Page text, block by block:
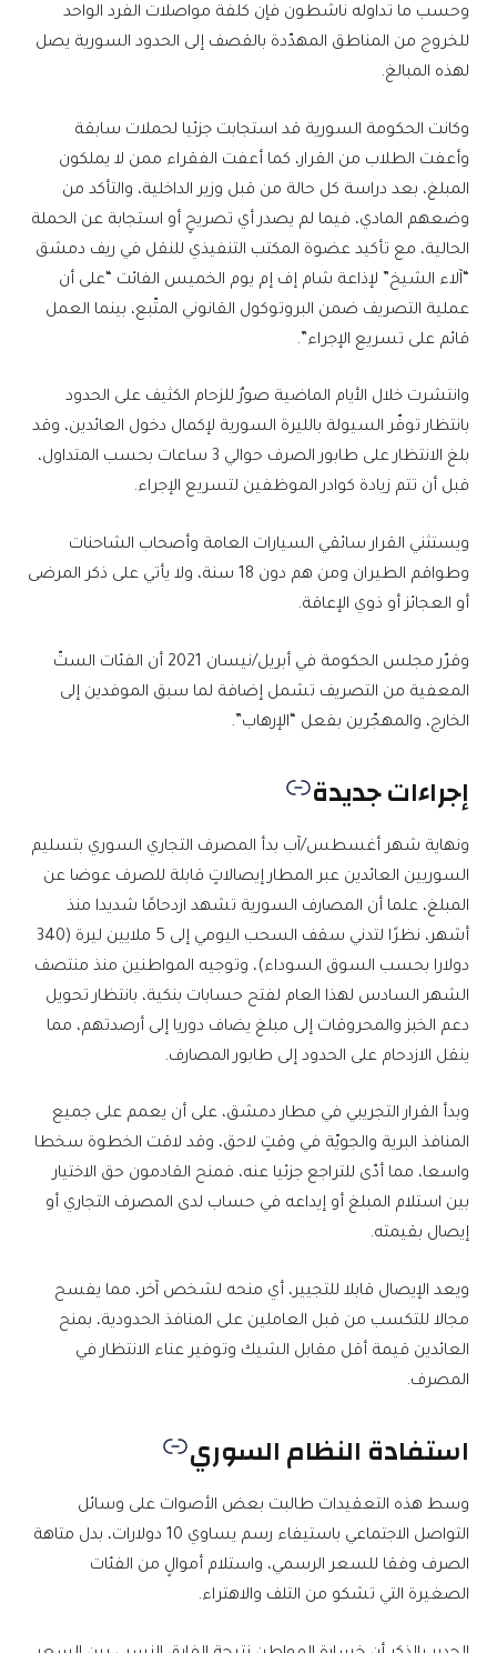
وحسب ما تداوله ناشطون فإن كلفة مواصلات الفرد الواحد
للخروج من المناطق المهدّدة بالقصف إلى الحدود السورية يصل
لهذه المبالغ.
وكانت الحكومة السورية قد استجابت جزئيا لحملات سابقة
وأعفت الطلاب من القرار، كما أعفت الفقراء ممن لا يملكون
المبلغ، بعد دراسة كل حالة من قبل وزير الداخلية، والتأكد من
وضعهم المادي، فيما لم يصدر أي تصريحٍ أو استجابة عن الحملة
الحالية، مع تأكيد عضوة المكتب التنفيذي للنقل في ريف دمشق
“آلاء الشيخ” لإذاعة شام إف إم يوم الخميس الفائت “على أن
عملية التصريف ضمن البروتوكول القانوني المتّبع، بينما العمل
قائم على تسريع الإجراء”.
وانتشرت خلال الأيام الماضية صورٌ للزحام الكثيف على الحدود
بانتظار توفّر السيولة بالليرة السورية لإكمال دخول العائدين، وقد
بلغ الانتظار على طابور الصرف حوالي 3 ساعات بحسب المتداول،
قبل أن تتم زيادة كوادر الموظفين لتسريع الإجراء.
ويستثني القرار سائقي السيارات العامة وأصحاب الشاحنات
وطواقم الطيران ومن هم دون 18 سنة، ولا يأتي على ذكر المرضى
أو العجائز أو ذوي الإعاقة.
وقرّر مجلس الحكومة في أبريل/نيسان 2021 أن الفئات الستّ
المعفية من التصريف تشمل إضافة لما سبق الموفدين إلى
الخارج، والمهجّرين بفعل “الإرهاب”.
إجراءات جديدة
ونهاية شهر أغسطس/آب بدأ المصرف التجاري السوري بتسليم
السوريين العائدين عبر المطار إيصالاتٍ قابلة للصرف عوضا عن
المبلغ، علما أن المصارف السورية تشهد ازدحامًا شديدا منذ
أشهر، نظرًا لتدني سقف السحب اليومي إلى 5 ملايين ليرة (340
دولارا بحسب السوق السوداء)، وتوجيه المواطنين منذ منتصف
الشهر السادس لهذا العام لفتح حسابات بنكية، بانتظار تحويل
دعم الخبز والمحروقات إلى مبلغ يضاف دوريا إلى أرصدتهم، مما
ينقل الازدحام على الحدود إلى طابور المصارف.
وبدأ القرار التجريبي في مطار دمشق، على أن يعمم على جميع
المنافذ البرية والجويّة في وقتٍ لاحق، وقد لاقت الخطوة سخطا
واسعا، مما أدّى للتراجع جزئيا عنه، فمنح القادمون حق الاختيار
بين استلام المبلغ أو إيداعه في حساب لدى المصرف التجاري أو
إيصال بقيمته.
ويعد الإيصال قابلا للتجيير، أي منحه لشخص آخر، مما يفسح
مجالا للتكسب من قبل العاملين على المنافذ الحدودية، بمنح
العائدين قيمة أقل مقابل الشيك وتوفير عناء الانتظار في
المصرف.
استفادة النظام السوري
وسط هذه التعقيدات طالبت بعض الأصوات على وسائل
التواصل الاجتماعي باستيفاء رسم يساوي 10 دولارات، بدل متاهة
الصرف وفقا للسعر الرسمي، واستلام أموالٍ من الفئات
الصغيرة التي تشكو من التلف والاهتراء.